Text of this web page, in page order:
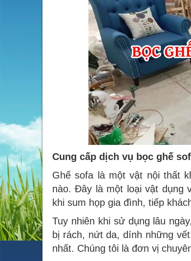
Cung cấp dịch vụ bọc ghế
Ghế sofa là một vật nội thất
nào. Đây là một loại vật dụng
khi sum họp gia đình, tiếp
Tuy nhiên khi sử dụng lâu
bị rách, nứt da, dính những
nhất. Chúng tôi là đơn vị